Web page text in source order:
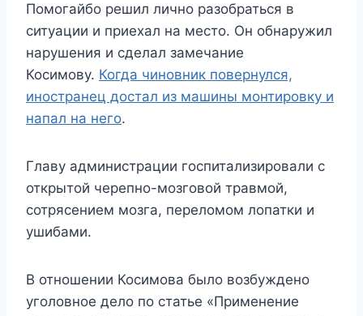
Помогайбо решил лично разобраться в
ситуации и приехал на место. Он обнаружил
нарушения и сделал замечание
Косимову. Когда чиновник повернулся,
иностранец достал из машины монтировку и
напал на него.
Главу администрации госпитализировали с
открытой черепно-мозговой травмой,
сотрясением мозга, переломом лопатки и
ушибами.
В отношении Косимова было возбуждено
уголовное дело по статье «Применение